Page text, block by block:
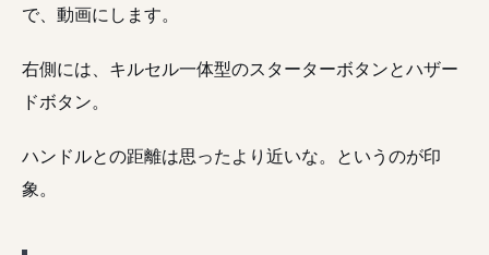
で、動画にします。
右側には、キルセル一体型のスターターボタンとハザー
ドボタン。
ハンドルとの距離は思ったより近いな。というのが印
象。